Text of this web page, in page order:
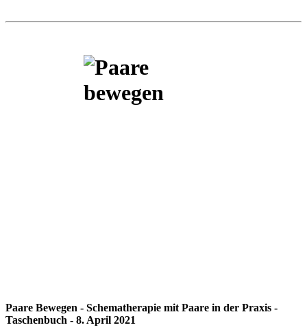
Paare Bewegen - Schematherapie mit Paare in der Praxis -
Taschenbuch - 8. April 2021